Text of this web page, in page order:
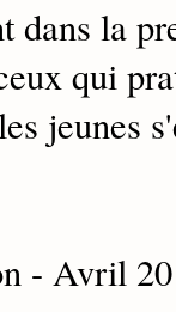
dans la
qui
jeunes
- Avril